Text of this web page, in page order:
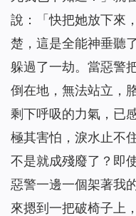
說：「快把她放下來
楚，這是全能神垂聽
躲過了一劫。當惡警
倒在地，無法站立，
剩下呼吸的力氣，已
極其害怕，淚水止不
不是就成殘廢了？即
惡警一邊一個架著我
來摁到一把破椅子上